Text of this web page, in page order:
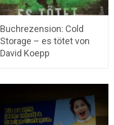
Buchrezension: Cold
Storage – es tötet von
David Koepp